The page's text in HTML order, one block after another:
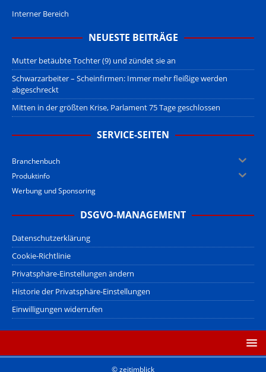
Interner Bereich
NEUESTE BEITRÄGE
Mutter betäubte Tochter (9) und zündet sie an
Schwarzarbeiter – Scheinfirmen: Immer mehr fleißige werden
abgeschreckt
Mitten in der größten Krise, Parlament 75 Tage geschlossen
SERVICE-SEITEN
Branchenbuch
Produktinfo
Werbung und Sponsoring
DSGVO-MANAGEMENT
Datenschutzerklärung
Cookie-Richtlinie
Privatsphäre-Einstellungen ändern
Historie der Privatsphäre-Einstellungen
Einwilligungen widerrufen
© zeitimblick